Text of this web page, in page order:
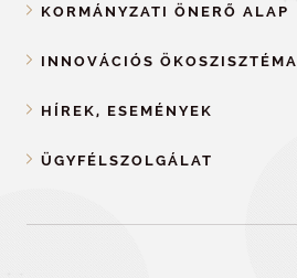
KORMÁNYZATI ÖNERŐ ALAP
INNOVÁCIÓS ÖKOSZISZTÉMA
HÍREK, ESEMÉNYEK
ÜGYFÉLSZOLGÁLAT